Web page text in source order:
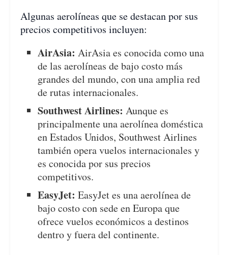
Algunas aerolíneas que se destacan por sus
precios competitivos incluyen:
AirAsia: AirAsia es conocida como una
de las aerolíneas de bajo costo más
grandes del mundo, con una amplia red
de rutas internacionales.
Southwest Airlines: Aunque es
principalmente una aerolínea doméstica
en Estados Unidos, Southwest Airlines
también opera vuelos internacionales y
es conocida por sus precios
competitivos.
EasyJet: EasyJet es una aerolínea de
bajo costo con sede en Europa que
ofrece vuelos económicos a destinos
dentro y fuera del continente.